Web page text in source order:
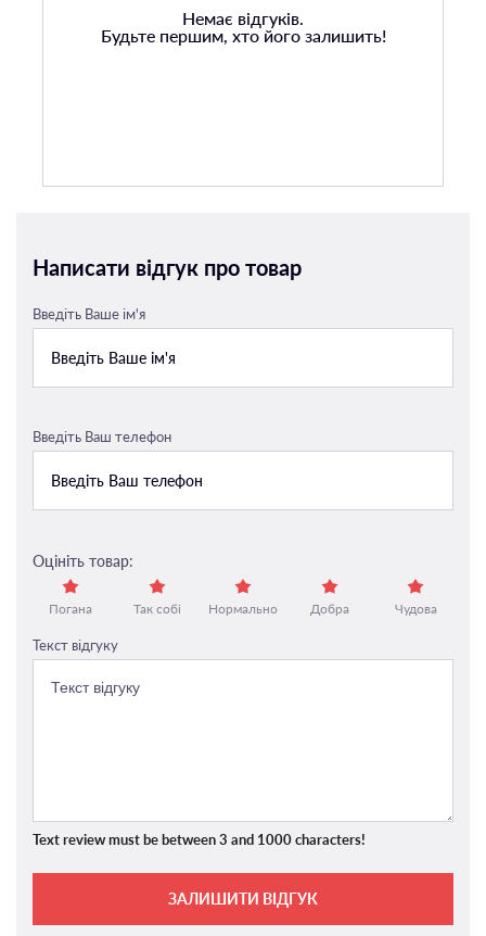
Немає відгуків.
Будьте першим, хто його залишить!
Написати відгук про товар
Введіть Ваше ім'я
Введіть Ваш телефон
Оцініть товар:
Погана Так собі Нормально Добра Чудова
Текст відгуку
Text review must be between 3 and 1000 characters!
ЗАЛИШИТИ ВІДГУК